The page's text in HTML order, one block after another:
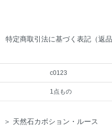
特定商取引法に基づく表記（返品
c0123
1点もの
＞ 天然石カボション・ルース